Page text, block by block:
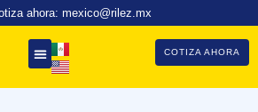
ahora: mexico@rilez.mx
COTIZA AHORA